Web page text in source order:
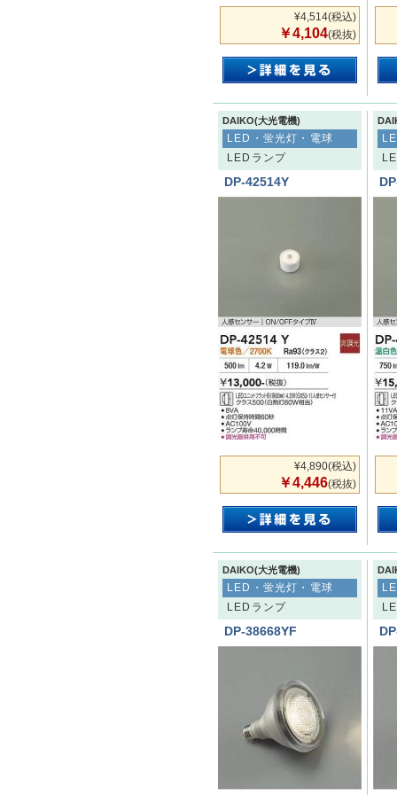
¥4,514(税込)
￥4,104(税抜)
DAIKO(大光電機)
LED・蛍光灯・電球
LEDランプ
DP-42514Y
¥4,890(税込)
￥4,446(税抜)
DAIKO(大光電機)
LED・蛍光灯・電球
LEDランプ
DP-38668YF